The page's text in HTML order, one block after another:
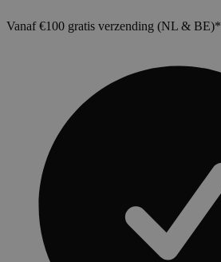
Vanaf €100 gratis verzending (NL & BE)*